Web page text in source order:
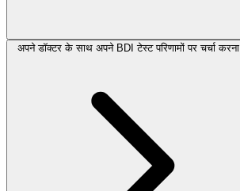
अपने डॉक्टर के साथ अपने BDI टेस्ट परिणामों पर चर्चा करना